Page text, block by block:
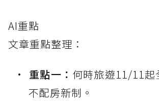
AI重點
文章重點整理：
重點一： 何時旅遊11/11起
不配房新制。